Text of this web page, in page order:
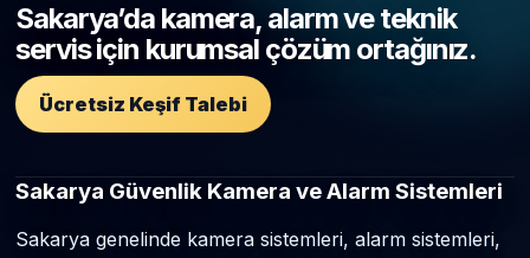
Sakarya’da kamera, alarm ve teknik
servis için kurumsal çözüm ortağınız.
Ücretsiz Keşif Talebi
Sakarya Güvenlik Kamera ve Alarm Sistemleri
Sakarya genelinde kamera sistemleri, alarm sistemleri,